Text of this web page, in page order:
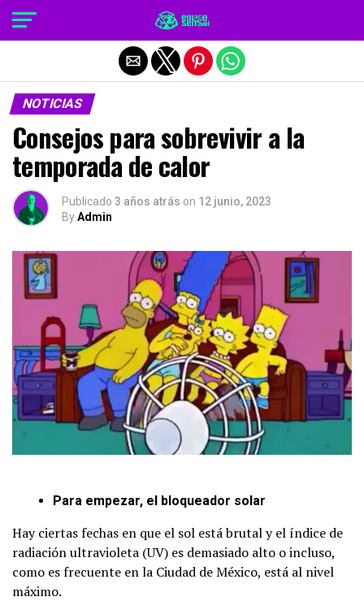
NOTICIAS
Consejos para sobrevivir a la
temporada de calor
Publicado 3 años atrás on 12 junio, 2023
ByAdmin
Para empezar, el bloqueador solar
Hay ciertas fechas en que el sol está brutal y el índice de
radiación ultravioleta (UV) es demasiado alto o incluso,
como es frecuente en la Ciudad de México, está al nivel
máximo.
Salir de la versión móvil